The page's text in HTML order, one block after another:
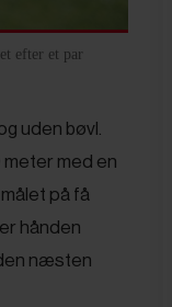
efter et par
uden bøvl.
med en
på få
hånden
næsten